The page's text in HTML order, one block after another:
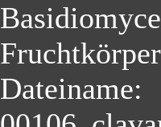
Fruchtkörper
Dateiname: